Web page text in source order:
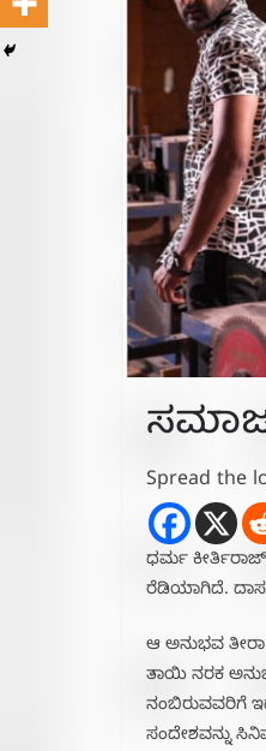
Spread the
ಧರ್ಮ
ರೆಡಿಯಾಗಿದೆ.
ಆ ಅನುಭವ
ತಾಯಿ ನರಕ
ನಂಬಿರುವವರಿಗೆ
ಸಂದೇಶವನ್ನು